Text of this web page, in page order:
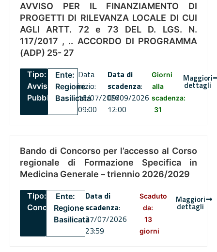
AVVISO PER IL FINANZIAMENTO DI
PROGETTI DI RILEVANZA LOCALE DI CUI
AGLI ARTT. 72 e 73 DEL D. LGS. N.
117/2017 , .. ACCORDO DI PROGRAMMA
(ADP) 25- 27
Tipo:
Avviso
Pubblico
Ente:
Regione
Basilicata
Data
inizio:
16/07/2026
09:00
Data di
scadenza:
09/09/2026
12:00
Giorni
alla
scadenza:
31
Maggiori
dettagli
Bando di Concorso per l’accesso al Corso
regionale di Formazione Specifica in
Medicina Generale – triennio 2026/2029
Tipo:
Concorsi
Ente:
Regione
Basilicata
Data di
scadenza:
27/07/2026
23:59
Scaduto
da:
13
giorni
Maggiori
dettagli